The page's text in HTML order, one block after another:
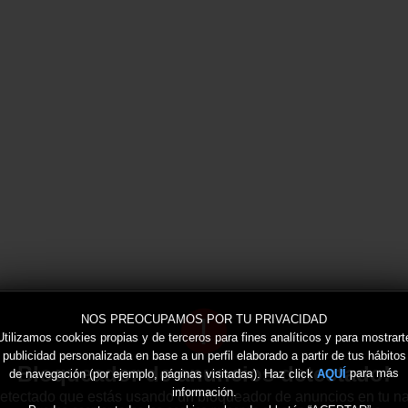
!
Bloqueador de anuncios detectado!
que estás usando un bloqueador de anuncios en tu
NOS PREOCUPAMOS POR TU PRIVACIDAD
cookies propias y de terceros para fines analíticos y para
publicidad personalizada en base a un perfil elaborado a partir de tus hábitos
de navegación (por ejemplo, páginas visitadas). Haz click AQUÍ para más
información.